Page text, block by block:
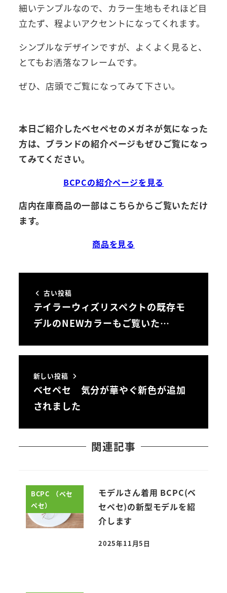
細いテンプルなので、カラー生地もそれほど目
立たず、程よいアクセントになってくれます。
シンプルなデザインですが、よくよく見ると、
とてもお洒落なフレームです。
ぜひ、店頭でご覧になってみて下さい。
本日ご紹介したベセペセのメガネが気になった
方は、ブランドの紹介ページもぜひご覧になっ
てみてください。
BCPCの紹介ページを見る
店内在庫商品の一部はこちらからご覧いただけ
ます。
商品を見る
古い投稿
テイラーウィズリスペクトの既存モ
デルのNEWカラーもご覧いた…
新しい投稿
ベセペセ 気分が華やぐ新色が追加
されました
関連記事
BCPC （ベセ
ペセ）
モデルさん着用 BCPC(ベ
セペセ)の新型モデルを紹
介します
投稿日
2025年11月5日